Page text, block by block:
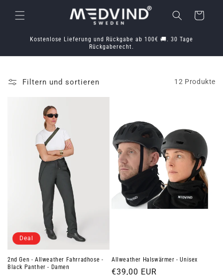
zum
Inhalt
Warenkorb
Kostenlose Lieferung und Rückgabe ab 100€ 🚚. 30 Tage
Rückgaberecht.
Filtern und sortieren 12 Produkte
Deal
2nd Gen - Allweather Fahrradhose -
Black Panther - Damen
Allweather Halswärmer - Unisex
Normaler
€39,00 EUR